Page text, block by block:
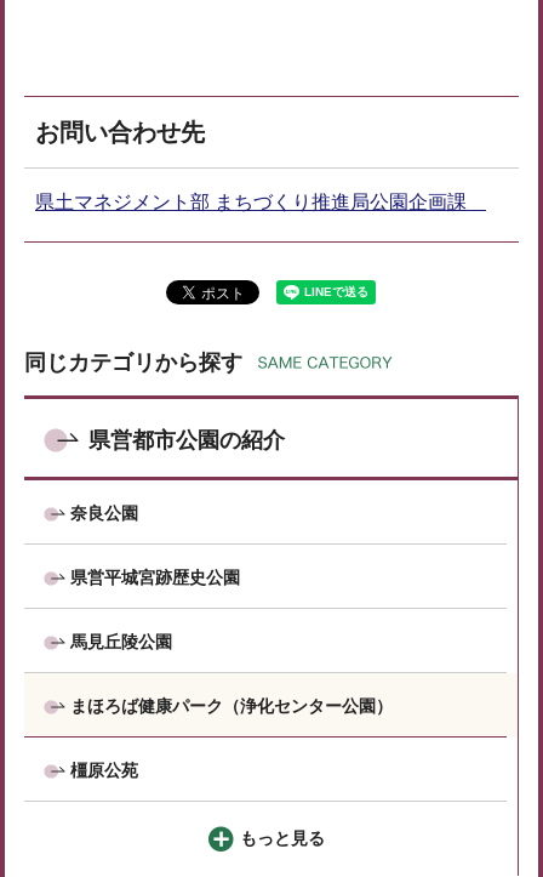
お問い合わせ先
県土マネジメント部 まちづくり推進局公園企画課
同じカテゴリから探す
県営都市公園の紹介
奈良公園
県営平城宮跡歴史公園
馬見丘陵公園
まほろば健康パーク（浄化センター公園）
橿原公苑
もっと見る